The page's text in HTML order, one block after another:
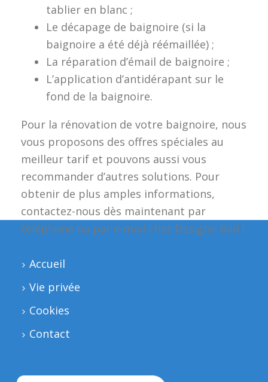
tablier en blanc ;
Le décapage de baignoire (si la
baignoire a été déjà réémaillée) ;
La réparation d’émail de baignoire ;
L’application d’antidérapant sur le
fond de la baignoire.
Pour la rénovation de votre baignoire, nous
vous proposons des offres spéciales au
meilleur tarif et pouvons aussi vous
recommander d’autres solutions. Pour
obtenir de plus amples informations,
contactez-nous dès maintenant par
téléphone ou par e-mail chez Designo Bad !
Accueil
Vie privée
Cookies
Contact